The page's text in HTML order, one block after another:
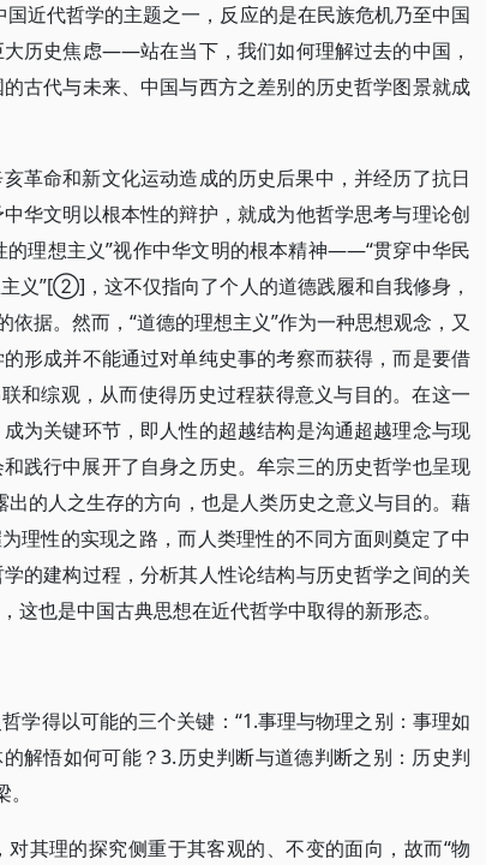
近代哲学的主题之一，反应的是在民族危机乃至中国
历史焦虑——站在当下，我们如何理解过去的中国，
古代与未来、中国与西方之差别的历史哲学图景就成
革命和新文化运动造成的历史后果中，并经历了抗日
华文明以根本性的辩护，就成为他哲学思考与理论创
的理想主义”视作中华文明的根本精神——“贯穿中华民
义”[②]，这不仅指向了个人的道德践履和自我修身，
据。然而，“道德的理想主义”作为一种思想观念，又
形成并不能通过对单纯史事的考察而获得，而是要借
和综观，从而使得历史过程获得意义与目的。在这一
为关键环节，即人性的超越结构是沟通超越理念与现
践行中展开了自身之历史。牟宗三的历史哲学也呈现
出的人之生存的方向，也是人类历史之意义与目的。藉
理性的实现之路，而人类理性的不同方面则奠定了中
的建构过程，分析其人性论结构与历史哲学之间的关
也是中国古典思想在近代哲学中取得的新形态。
学得以可能的三个关键：“1.事理与物理之别：事理如
解悟如何可能？3.历史判断与道德判断之别：历史判
其理的探究侧重于其客观的、不变的面向，故而“物